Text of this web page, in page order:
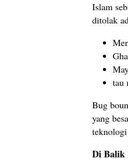
Islam
ditolak
tau
Bug
yang
Di Balik